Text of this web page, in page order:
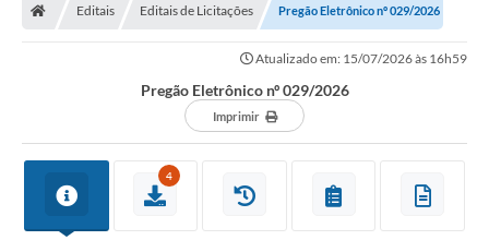
Contato
Editais Editais de Licitações Pregão Eletrônico nº 029/2026
Atualizado em: 15/07/2026 às 16h59
Pregão Eletrônico nº 029/2026
Imprimir
4